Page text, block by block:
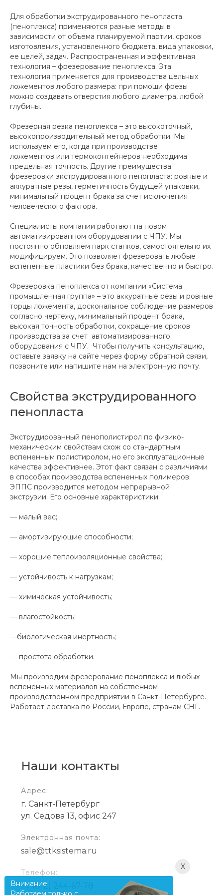
Для обработки экструдированного пенопласта
(пеноплэкса) применяются разные методы в
зависимости от объема планируемой партии, сроков
изготовления, установленного бюджета, вида упаковки,
ее целей, задач. Распространенная и эффективная
технология – фрезерование пеноплекса. Эта
технология применяется для производства цельных
ложементов любого размера: при помощи фрезы
можно создавать отверстия любого диаметра, любой
глубины.
Фрезерная резка пеноплекса – это высокоточный,
высокопроизводительный метод обработки. Мы
используем его, когда при производстве
ложементов или термоконтейнеров необходима
предельная точность. Другие преимущества
фрезеровки экструдированного пенопласта: ровные и
аккуратные резы, герметичность будущей упаковки,
минимальный процент брака за счет исключения
человеческого фактора.
Специалисты компании работают на новом
автоматизированном оборудовании с ЧПУ. Мы
постоянно обновляем парк станков, самостоятельно их
модифицируем. Это позволяет фрезеровать любые
вспененные пластики без брака, качественно и быстро.
Фрезеровка пеноплекса от компании «Система
промышленная группа» – это аккуратные резы и ровные
торцы ложемента, доскональное соблюдение размеров
согласно чертежу, минимальный процент брака,
высокая точность обработки, сокращение сроков
производства за счет автоматизированного
оборудования с ЧПУ. Чтобы получить консультацию,
оставьте заявку на сайте через форму обратной связи,
позвоните или напишите нам на электронную почту.
Свойства экструдированного
пенопласта
Экструдированный пенополистирол по физико-
механическим свойствам схож со стандартным
вспененным полистиролом, но его эксплуатационные
качества эффективнее. Этот факт связан с различиями
в способах производства вспененных полимеров:
ЭППС производится методом непрерывной
экструзии. Его основные характеристики:
— малый вес;
— амортизирующие способности;
— хорошие теплоизоляционные свойства;
— устойчивость к нагрузкам;
— химическая устойчивость;
— влагостойкость;
—биологическая инертность;
— простота обработки.
Мы производим фрезерование пеноплекса и любых
вспененных материалов на собственном
производственном предприятии в Санкт-Петербурге.
Работает доставка по России, Европе, странам СНГ.
Наши контакты
Адрес:
г. Санкт-Петербург
ул. Седова 13, офис 247
Электронная почта:
sale@ttksistema.ru
Телефон:
+7 (812) 244-67-78
X
Внимание!